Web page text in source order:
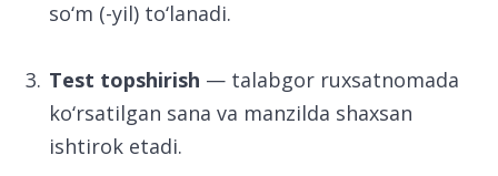
so‘m (-yil) to‘lanadi.
Test topshirish — talabgor ruxsatnomada
ko‘rsatilgan sana va manzilda shaxsan
ishtirok etadi.